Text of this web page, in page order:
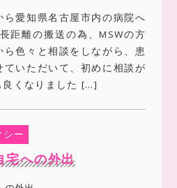
愛知県名古屋市内の病院へ
距離の搬送の為、MSWの方
ら色々と相談をしながら、患
いただいて、初めに相談が
良くなりました […]
ー
宅への外出